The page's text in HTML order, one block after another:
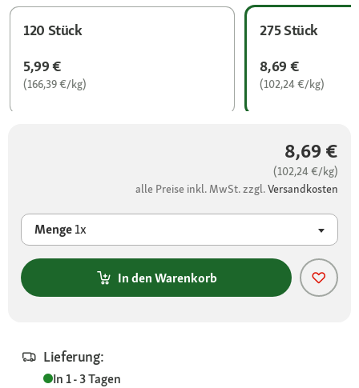
120 Stück
5,99 €
(166,39 €/kg)
275 Stück
8,69 €
(102,24 €/kg)
8,69 €
(102,24 €/kg)
alle Preise inkl. MwSt. zzgl.Versandkosten
Menge1x
In den Warenkorb
Lieferung:
In 1 - 3 Tagen